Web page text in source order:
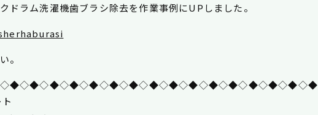
ドラム洗濯機歯ブラシ除去を作業事例にUPしました。
。